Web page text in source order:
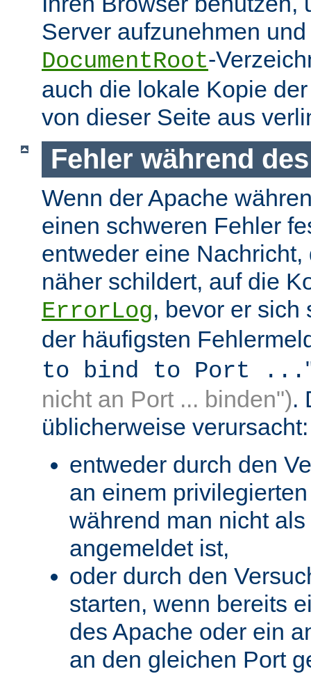
Server aufzunehmen
DocumentRoot-
auch die lokale Kopie
von dieser Seite aus
Fehler während
Wenn der Apache
einen schweren Fehler
entweder eine
näher schildert, auf die
ErrorLog, bevor er sich
der häufigsten
to bind to Port ...
nicht an Port ... binden").
üblicherweise verursacht:
entweder durch den
an einem
während man nicht
angemeldet ist,
oder durch den
starten, wenn bereits
des Apache oder ein
an den gleichen Port